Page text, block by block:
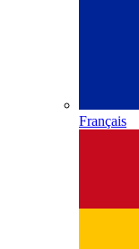
Français